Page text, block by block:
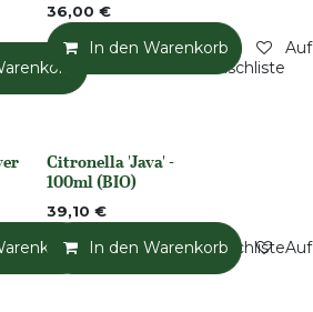
die Wunschliste Auf die Wunschliste
36,00 €
In den Warenkorb
die WunschlisteAuf die Wunschliste
None
Citronella 'Java' -
100ml (BIO)
39,10 €
In den Warenkorb